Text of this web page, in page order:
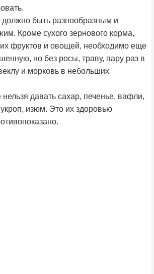
должно быть разнообразным и
Кроме сухого зернового корма,
фруктов и овощей, необходимо еще
но без росы, траву, пару раз в
и морковь в небольших
давать сахар, печенье, вафли,
изюм. Это их здоровью